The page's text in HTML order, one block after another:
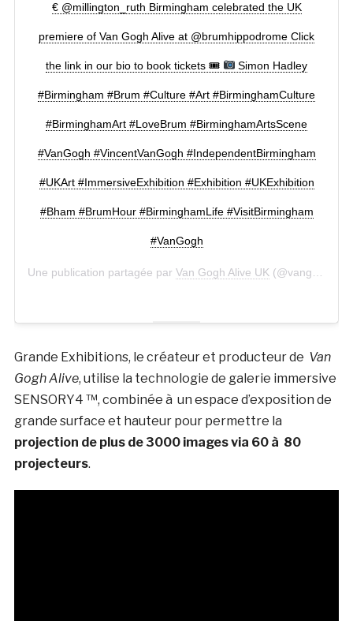
€ @millington_ruth Birmingham celebrated the UK
premiere of Van Gogh Alive at @brumhippodrome Click
the link in our bio to book tickets 🎟 Simon Hadley
#Birmingham #Brum #Culture #Art #BirminghamCulture
#BirminghamArt #LoveBrum #BirminghamArtsScene
#VanGogh #VincentVanGogh #IndependentBirmingham
#UKArt #ImmersiveExhibition #Exhibition #UKExhibition
#Bham #BrumHour #BirminghamLife #VisitBirmingham
#VanGogh
Une publication partagée par Van Gogh Alive UK (@vangoghaliveuk) le
Grande Exhibitions, le créateur et producteur de Van
Gogh Alive, utilise la technologie de galerie immersive
SENSORY4 ™, combinée à un espace d’exposition de
grande surface et hauteur pour permettre la
projection de plus de 3000 images via 60 à 80
projecteurs.